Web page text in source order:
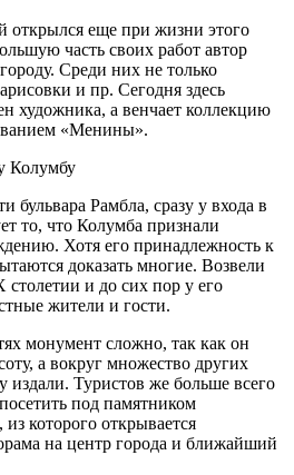
открылся еще при жизни этого
часть своих работ автор
Среди них не только
и пр. Сегодня здесь
художника, а венчает коллекцию
«Менины».
Колумбу
бульвара Рамбла, сразу у входа в
то, что Колумба признали
Хотя его принадлежность к
доказать многие. Возвели
и до сих пор у его
жители и гости.
монумент сложно, так как он
а вокруг множество других
Туристов же больше всего
под памятником
которого открывается
на центр города и ближайший